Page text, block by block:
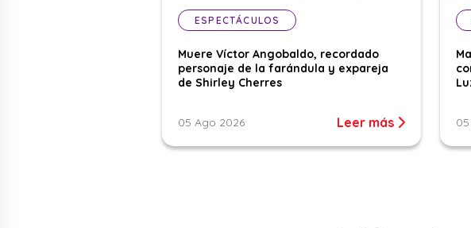
ESPECTÁCULOS
Muere Víctor Angobaldo, recordado
personaje de la farándula y expareja
de Shirley Cherres
05 Ago 2026 Leer más